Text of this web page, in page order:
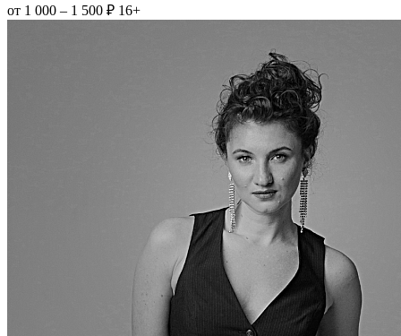
от 1 000 – 1 500 ₽ 16+